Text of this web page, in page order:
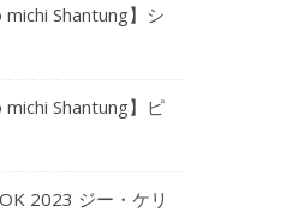
Shantung】シ
Shantung】ピ
2023 ジー・ケリ